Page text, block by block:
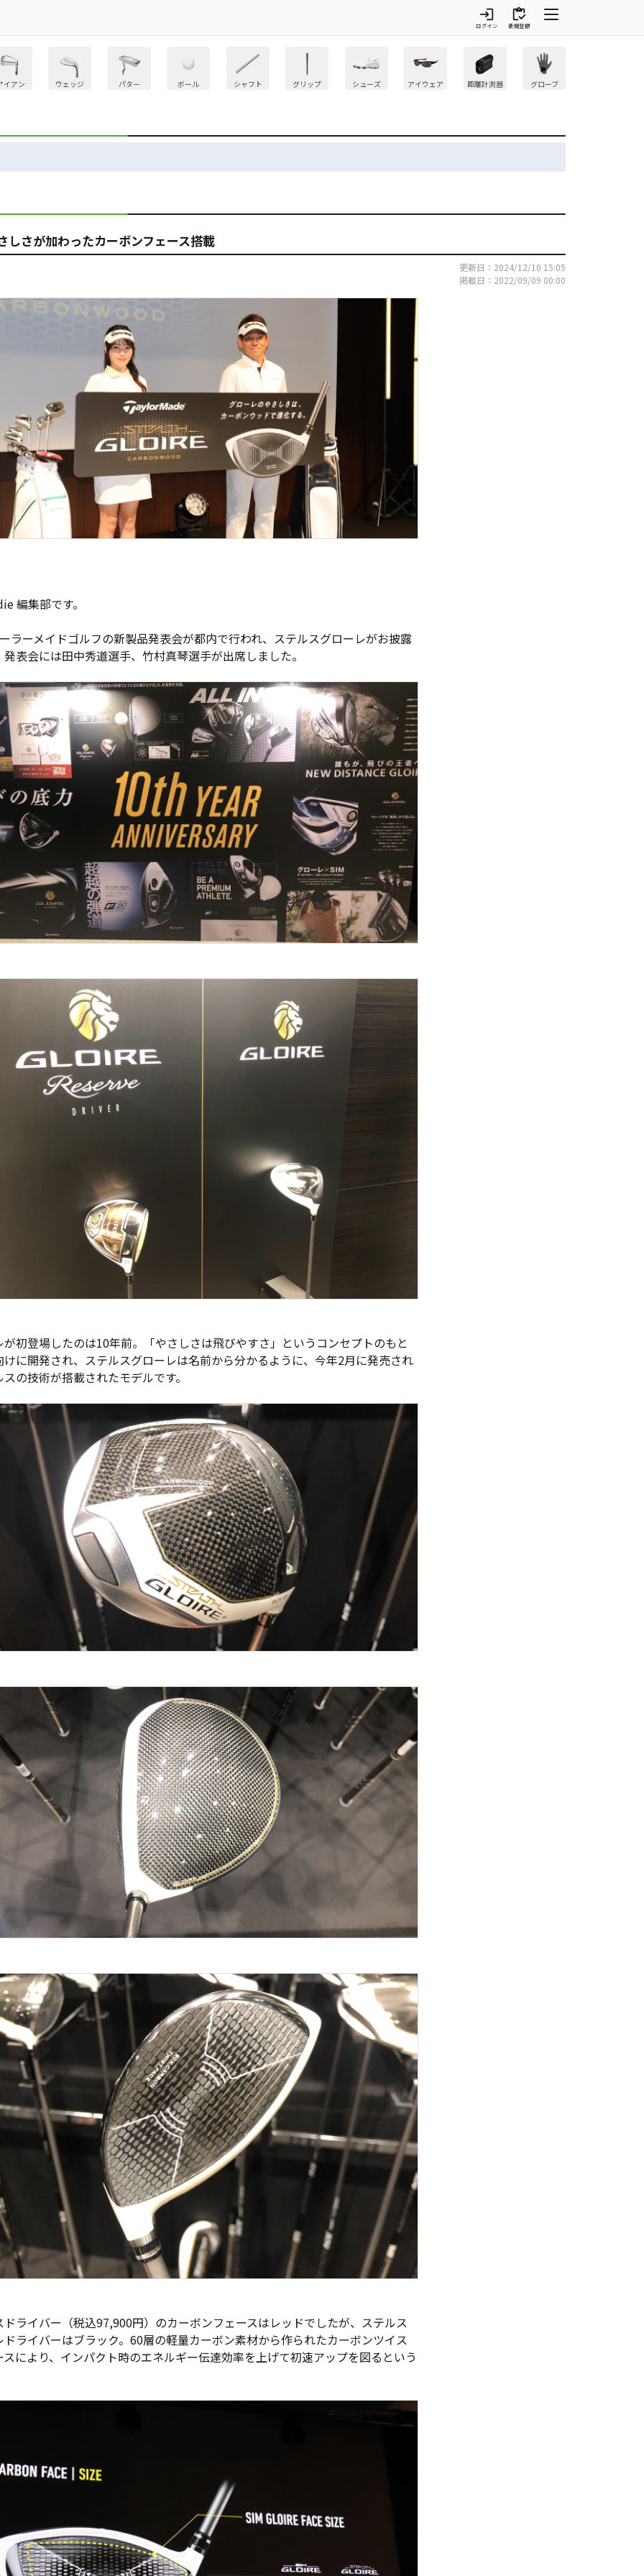
login
ログイン
inventory
新規登録
イアン ウェッジ パター ボール シャフト グリップ シューズ アイウェア 距離計測器 グローブ
さが加わったカーボンフェース搭載
更新日：2024/12/10 15:05
掲載日：2022/09/09 00:00
編集部です。
ラーメイドゴルフの新製品発表会が都内で行われ、ステルスグローレがお披露
表会には田中秀道選手、竹村真琴選手が出席しました。
が初登場したのは10年前。「やさしさは飛びやすさ」というコンセプトのもと
けに開発され、ステルスグローレは名前から分かるように、今年2月に発売され
の技術が搭載されたモデルです。
ドライバー（税込97,900円）のカーボンフェースはレッドでしたが、ステルス
ドライバーはブラック。60層の軽量カーボン素材から作られたカーボンツイス
スにより、インパクト時のエネルギー伝達効率を上げて初速アップを図るという